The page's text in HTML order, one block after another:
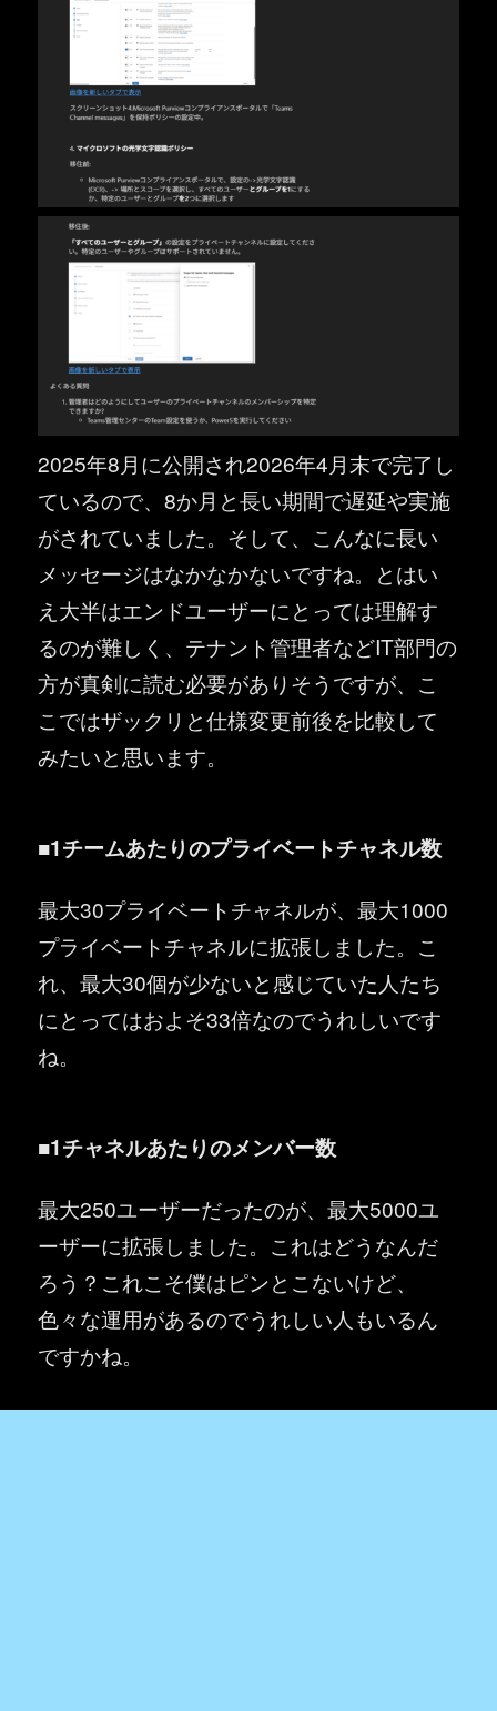
2025年8月に公開され2026年4月末で完了し
ているので、8か月と長い期間で遅延や実施
がされていました。そして、こんなに長い
メッセージはなかなかないですね。とはい
え大半はエンドユーザーにとっては理解す
るのが難しく、テナント管理者などIT部門の
方が真剣に読む必要がありそうですが、こ
こではザックリと仕様変更前後を比較して
みたいと思います。
■1チームあたりのプライベートチャネル数
最大30プライベートチャネルが、最大1000
プライベートチャネルに拡張しました。こ
れ、最大30個が少ないと感じていた人たち
にとってはおよそ33倍なのでうれしいです
ね。
■1チャネルあたりのメンバー数
最大250ユーザーだったのが、最大5000ユ
ーザーに拡張しました。これはどうなんだ
ろう？これこそ僕はピンとこないけど、
色々な運用があるのでうれしい人もいるん
ですかね。